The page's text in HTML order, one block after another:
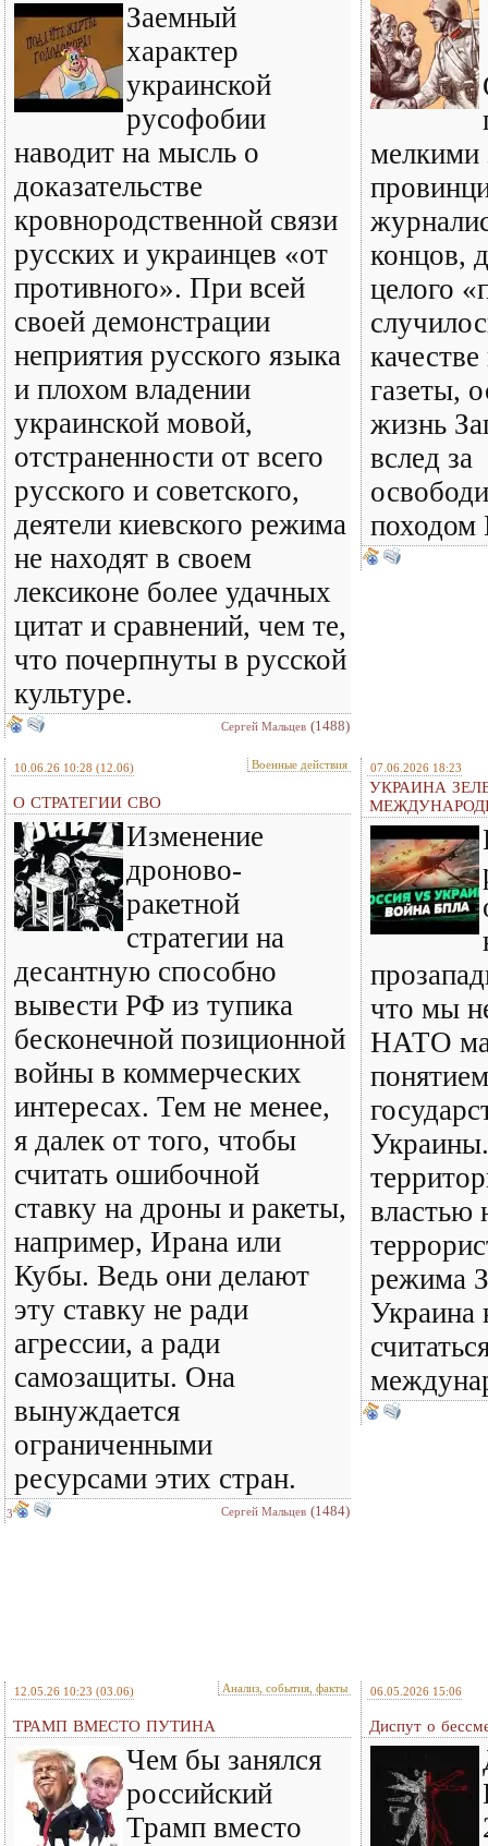
Заемный
характер
украинской
русофобии
наводит на мысль о
доказательстве
кровнородственной связи
русских и украинцев «от
противного». При всей
своей демонстрации
неприятия русского языка
и плохом владении
украинской мовой,
отстраненности от всего
русского и советского,
деятели киевского режима
не находят в своем
лексиконе более удачных
цитат и сравнений, чем те,
что почерпнуты в русской
культуре.
Сергей Мальцев (1488)
мелкими
концов,
целого
газеты,
жизнь
вслед за
10.06.26 10:28 (12.06) Военные действия
О СТРАТЕГИИ СВО
Изменение
дроново-
ракетной
стратегии на
десантную способно
вывести РФ из тупика
бесконечной позиционной
войны в коммерческих
интересах. Тем не менее,
я далек от того, чтобы
считать ошибочной
ставку на дроны и ракеты,
например, Ирана или
Кубы. Ведь они делают
эту ставку не ради
агрессии, а ради
самозащиты. Она
вынуждается
ограниченными
ресурсами этих стран.
3 Сергей Мальцев (1484)
07.06.2026 18:23
УКРАИНА
что мы
НАТО
властью
режима
Украина
12.05.26 10:23 (03.06) Анализ, события, факты
ТРАМП ВМЕСТО ПУТИНА
Чем бы занялся
российский
Трамп вместо
06.05.2026 15:06
Диспут о